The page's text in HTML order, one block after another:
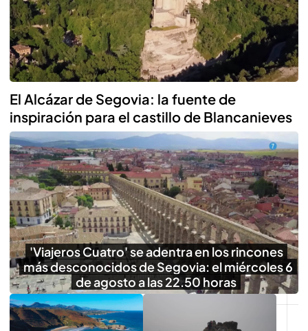
El Alcázar de Segovia: la fuente de
inspiración para el castillo de Blancanieves
'Viajeros Cuatro' se adentra en los rincones
más desconocidos de Segovia: el miércoles 6
de agosto a las 22.50 horas